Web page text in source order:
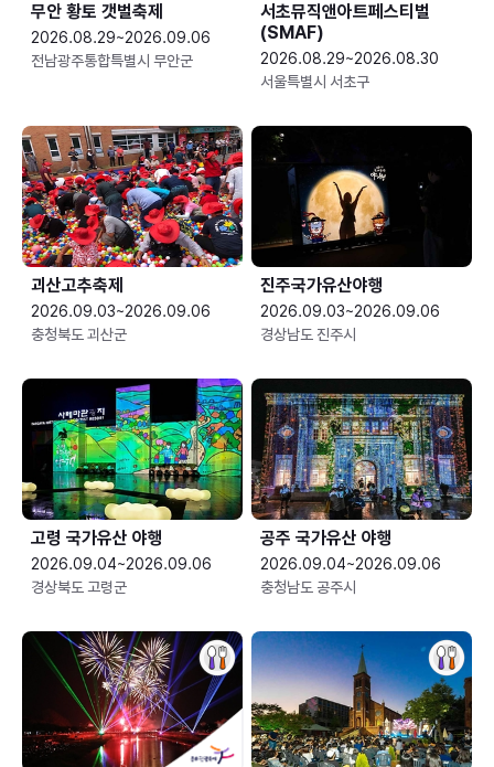
무안 황토 갯벌축제
2026.08.29~2026.09.06
전남광주통합특별시 무안군
서초뮤직앤아트페스티벌
(SMAF)
2026.08.29~2026.08.30
서울특별시 서초구
괴산고추축제
2026.09.03~2026.09.06
충청북도 괴산군
진주국가유산야행
2026.09.03~2026.09.06
경상남도 진주시
고령 국가유산 야행
2026.09.04~2026.09.06
경상북도 고령군
공주 국가유산 야행
2026.09.04~2026.09.06
충청남도 공주시